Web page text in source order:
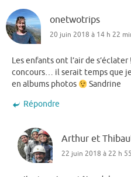
onetwotrips
20 juin 2018 à 14 h 22
Les enfants ont l’air de
concours… il serait temps que
en albums photos
Sandrine
Répondre
Arthur et
22 juin 2018 à 22 h